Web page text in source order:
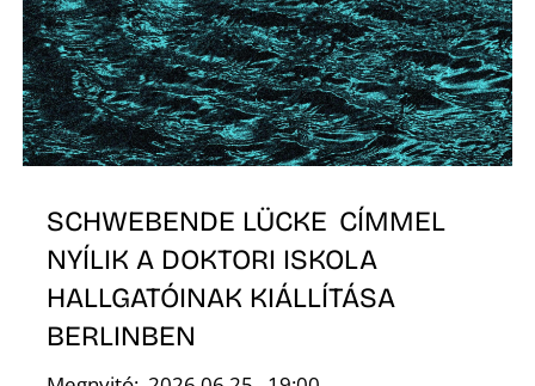
SCHWEBENDE LÜCKE CÍMMEL
NYÍLIK A DOKTORI ISKOLA
HALLGATÓINAK KIÁLLÍTÁSA
BERLINBEN